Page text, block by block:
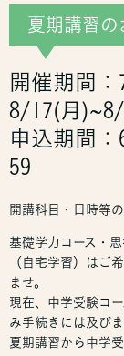
夏期講習の
開催期間
8/17(月
申込期間：
59
開講科目・日時等
基礎学力コース・
（自宅学習）はご
ませ。
現在、中学受験コ
み手続きには及びま
夏期講習から中学